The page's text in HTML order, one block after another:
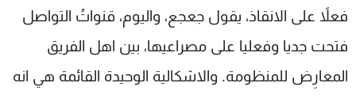
فعلاً على الانقاذ، يقول جعجع، واليوم، قنواتُ التواصل
فتحت جديا وفعليا على مصراعيها، بين اهل الفريق
المعارِض للمنظومة. والاشكالية الوحيدة القائمة هي انه